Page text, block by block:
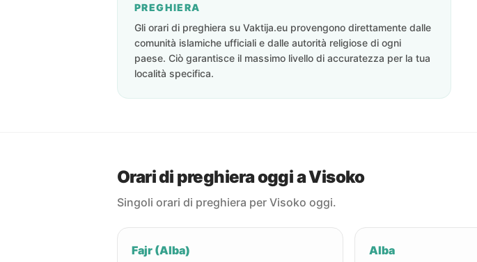
PREGHIERA
Gli orari di preghiera su Vaktija.eu provengono direttamente dalle
comunità islamiche ufficiali e dalle autorità religiose di ogni
paese. Ciò garantisce il massimo livello di accuratezza per la tua
località specifica.
Orari di preghiera oggi a Visoko
Singoli orari di preghiera per Visoko oggi.
Fajr (Alba) Alba